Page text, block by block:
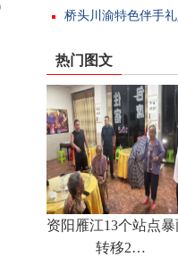
桥头川渝特色伴手
热门图文
资阳雁江13个站点暴
转移2…